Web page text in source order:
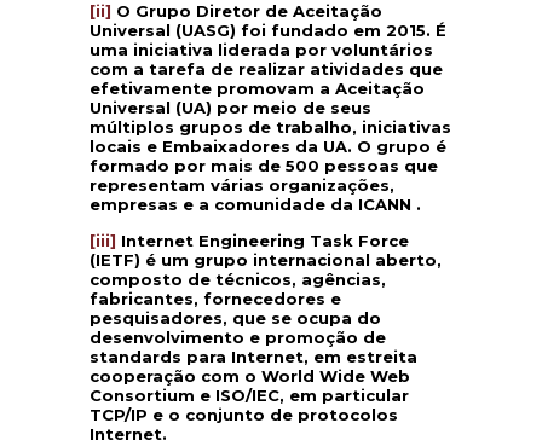
[ii] O Grupo Diretor de Aceitação
Universal (UASG) foi fundado em 2015. É
uma iniciativa liderada por voluntários
com a tarefa de realizar atividades que
efetivamente promovam a Aceitação
Universal (UA) por meio de seus
múltiplos grupos de trabalho, iniciativas
locais e Embaixadores da UA. O grupo é
formado por mais de 500 pessoas que
representam várias organizações,
empresas e a comunidade da ICANN .
[iii] Internet Engineering Task Force
(IETF) é um grupo internacional aberto,
composto de técnicos, agências,
fabricantes, fornecedores e
pesquisadores, que se ocupa do
desenvolvimento e promoção de
standards para Internet, em estreita
cooperação com o World Wide Web
Consortium e ISO/IEC, em particular
TCP/IP e o conjunto de protocolos
Internet.